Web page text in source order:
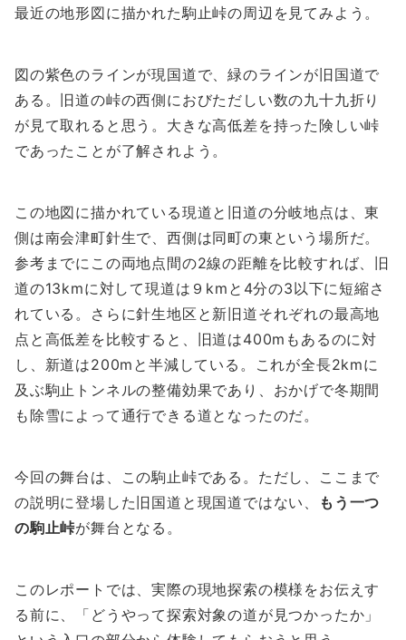
最近の地形図に描かれた駒止峠の周辺を見てみよう。
図の紫色のラインが現国道で、緑のラインが旧国道で
ある。旧道の峠の西側におびただしい数の九十九折り
が見て取れると思う。大きな高低差を持った険しい峠
であったことが了解されよう。
この地図に描かれている現道と旧道の分岐地点は、東
側は南会津町針生で、西側は同町の東という場所だ。
参考までにこの両地点間の2線の距離を比較すれば、旧
道の13kmに対して現道は９kmと4分の3以下に短縮さ
れている。さらに針生地区と新旧道それぞれの最高地
点と高低差を比較すると、旧道は400mもあるのに対
し、新道は200mと半減している。これが全長2kmに
及ぶ駒止トンネルの整備効果であり、おかげで冬期間
も除雪によって通行できる道となったのだ。
今回の舞台は、この駒止峠である。ただし、ここまで
の説明に登場した旧国道と現国道ではない、
もう一つ
の駒止峠が舞台となる。
このレポートでは、実際の現地探索の模様をお伝えす
る前に、「どうやって探索対象の道が見つかったか」